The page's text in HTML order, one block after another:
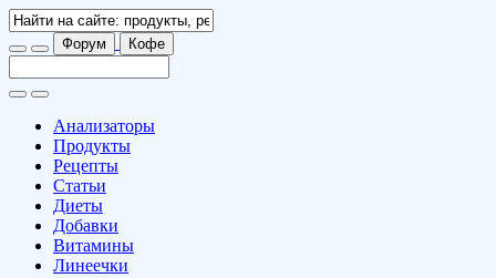
Форум Кофе
Анализаторы
Продукты
Рецепты
Статьи
Диеты
Добавки
Витамины
Линеечки